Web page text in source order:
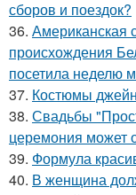
сборов и поездок?
36. Американская
происхождения
посетила неделю
37. Костюмы
38. Свадьбы
церемония может
39. Формула
40. В женщина